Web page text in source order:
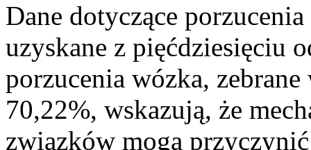
Dane dotyczące
uzyskane z pięćdziesięciu
porzucenia wózka,
70,22%, wskazują, że
związków mogą